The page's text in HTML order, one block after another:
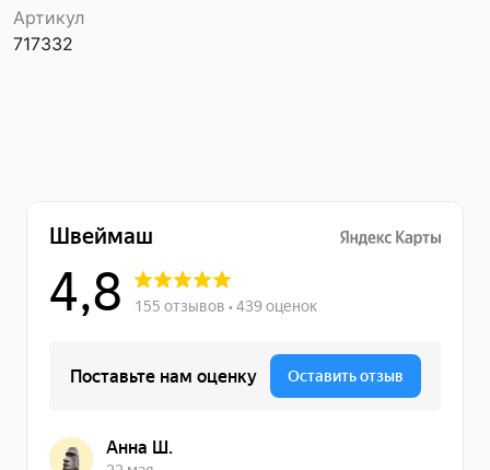
Артикул
717332